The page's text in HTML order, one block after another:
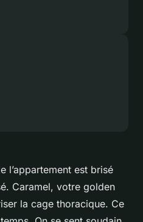
l’appartement est brisé
Caramel, votre golden
la cage thoracique. Ce